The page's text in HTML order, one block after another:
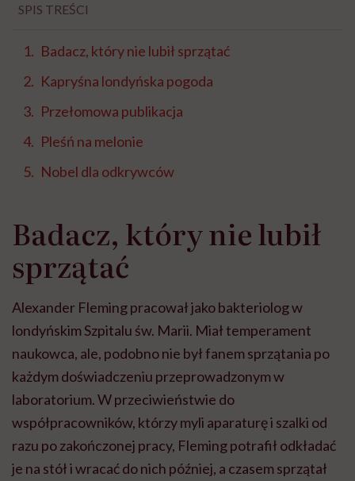
SPIS TREŚCI
Badacz, który nie lubił sprzątać
Kapryśna londyńska pogoda
Przełomowa publikacja
Pleśń na melonie
Nobel dla odkrywców
Badacz, który nie lubił
sprzątać
Alexander Fleming pracował jako bakteriolog w
londyńskim Szpitalu św. Marii. Miał temperament
naukowca, ale, podobno nie był fanem sprzątania po
każdym doświadczeniu przeprowadzonym w
laboratorium. W przeciwieństwie do
współpracowników, którzy myli aparaturę i szalki od
razu po zakończonej pracy, Fleming potrafił odkładać
je na stół i wracać do nich później, a czasem sprzątał